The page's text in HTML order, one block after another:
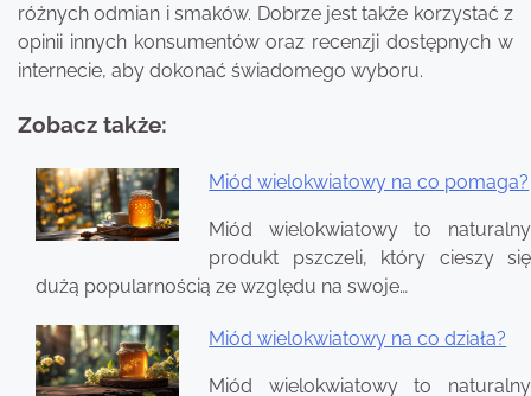
różnych odmian i smaków. Dobrze jest także korzystać z
opinii innych konsumentów oraz recenzji dostępnych w
internecie, aby dokonać świadomego wyboru.
Zobacz także:
Miód wielokwiatowy na co pomaga?
Miód wielokwiatowy to naturalny
produkt pszczeli, który cieszy się
dużą popularnością ze względu na swoje…
Miód wielokwiatowy na co działa?
Miód wielokwiatowy to naturalny
Nawigacja